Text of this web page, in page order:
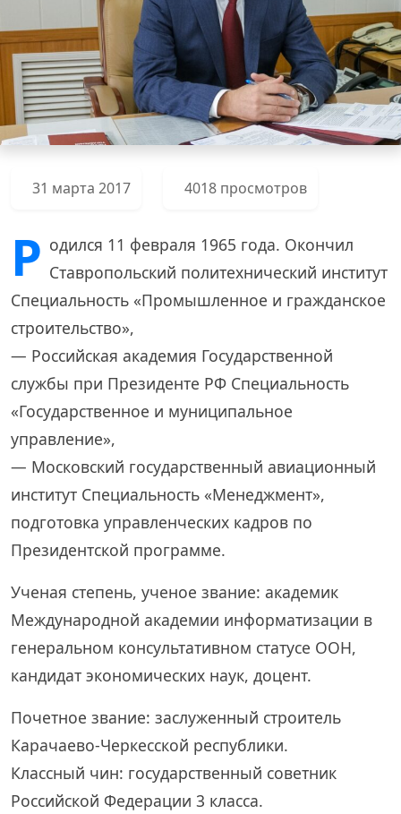
31 марта 2017 4018 просмотров
Р одился 11 февраля 1965 года. Окончил
Ставропольский политехнический институт
Специальность «Промышленное и гражданское
строительство»,
— Российская академия Государственной
службы при Президенте РФ Специальность
«Государственное и муниципальное
управление»,
— Московский государственный авиационный
институт Специальность «Менеджмент»,
подготовка управленческих кадров по
Президентской программе.
Ученая степень, ученое звание: академик
Международной академии информатизации в
генеральном консультативном статусе ООН,
кандидат экономических наук, доцент.
Почетное звание: заслуженный строитель
Карачаево-Черкесской республики.
Классный чин: государственный советник
Российской Федерации 3 класса.